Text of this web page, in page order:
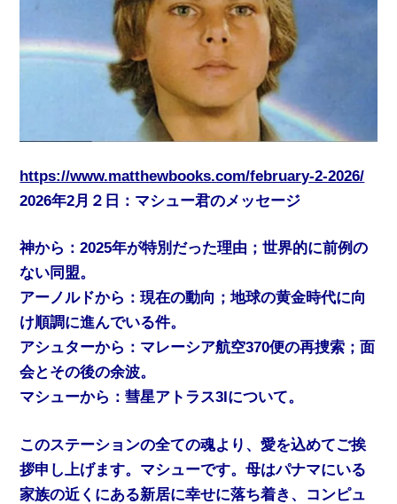
https://www.matthewbooks.com/february-2-2026/
2026年2月２日：マシュー君のメッセージ
神から：2025年が特別だった理由；世界的に前例の
ない同盟。
アーノルドから：現在の動向；地球の黄金時代に向
け順調に進んでいる件。
アシュターから：マレーシア航空370便の再捜索；面
会とその後の余波。
マシューから：彗星アトラス3Iについて。
このステーションの全ての魂より、愛を込めてご挨
拶申し上げます。マシューです。母はパナマにいる
家族の近くにある新居に幸せに落ち着き、コンピュ